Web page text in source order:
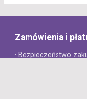
Zamówienia i
· Bezpieczeństwo